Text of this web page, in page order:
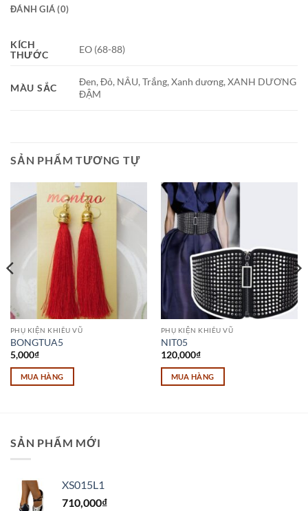
ĐÁNH GIÁ (0)
KÍCH
THƯỚC
EO (68-88)
MÀU SẮC
Đen, Đỏ, NÂU, Trắng, Xanh dương, XANH DƯƠNG
ĐẬM
SẢN PHẨM TƯƠNG TỰ
PHỤ KIỆN KHIÊU VŨ
BONGTUA5
5,000₫
MUA HÀNG
PHỤ KIỆN KHIÊU VŨ
NIT05
120,000₫
MUA HÀNG
SẢN PHẨM MỚI
XS015L1
710,000₫